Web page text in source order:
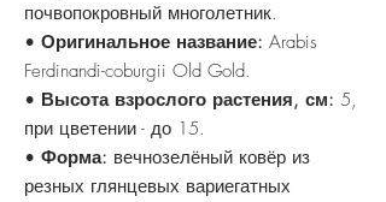
почвопокровный многолетник.
• Оригинальное название: Arabis
Ferdinandi-coburgii Old Gold.
• Высота взрослого растения, см: 5,
при цветении - до 15.
• Форма: вечнозелёный ковёр из
резных глянцевых вариегатных